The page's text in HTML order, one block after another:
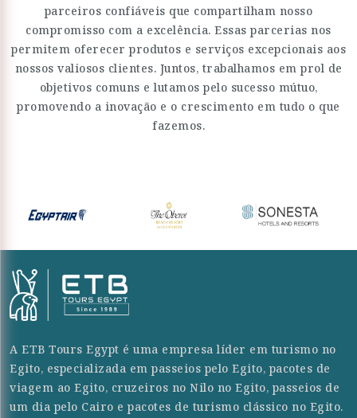
parceiros confiáveis que compartilham nosso
compromisso com a excelência. Essas parcerias nos
permitem oferecer produtos e serviços excepcionais aos
nossos valiosos clientes. Juntos, trabalhamos em prol de
objetivos comuns e lutamos pelo sucesso mútuo,
promovendo a inovação e o crescimento em tudo o que
fazemos.
A ETB Tours Egypt é uma empresa líder em turismo no
Egito, especializada em passeios pelo Egito, pacotes de
viagem ao Egito, cruzeiros no Nilo no Egito, passeios de
um dia pelo Cairo e pacotes de turismo clássico no Egito.